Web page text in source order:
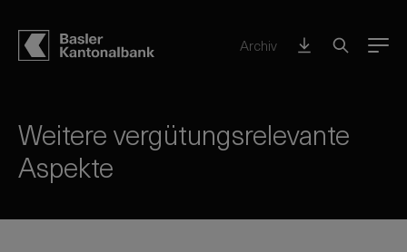
Archiv Menu
Weitere vergütungsrelevante
Aspekte